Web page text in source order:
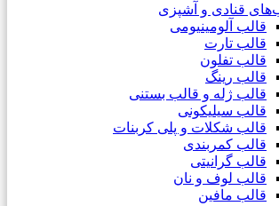
قنادی و آشپزی
قالب آلومینیومی
قالب تارت
قالب تفلون
قالب رینگ
قالب ژله و قالب بستنی
قالب سیلیکونی
قالب شکلات و پلی کربنات
قالب کمربندی
قالب گرانیتی
قالب لوف و نان
قالب مافین